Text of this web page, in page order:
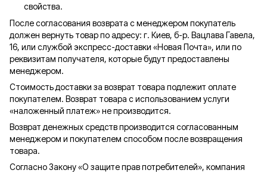
свойства.
После согласования возврата с менеджером покупатель
должен вернуть товар по адресу: г. Киев, б-р. Вацлава Гавела,
16, или службой экспресс-доставки «Новая Почта», или по
реквизитам получателя, которые будут предоставлены
менеджером.
Стоимость доставки за возврат товара подлежит оплате
покупателем. Возврат товара с использованием услуги
«наложенный платеж» не производится.
Возврат денежных средств производится согласованным
менеджером и покупателем способом после возвращения
товара.
Согласно Закону «О защите прав потребителей», компания